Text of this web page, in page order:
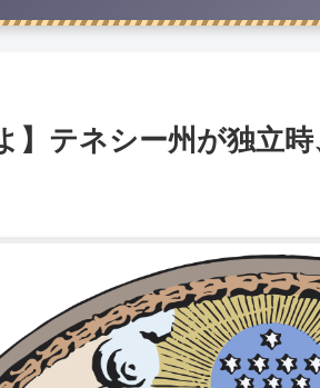
】テネシー州が独立